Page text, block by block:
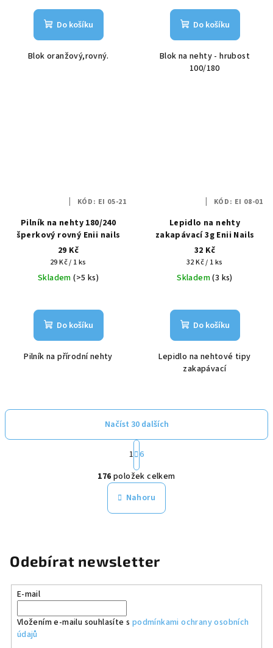
Do košíku
Blok oranžový,rovný.
Do košíku
Blok na nehty - hrubost
100/180
Pilník na nehty 180/240
šperkový rovný Enii nails
29 Kč
Měrná
cena:
29 Kč / 1 ks
Skladem(>5 ks)
Do košíku
Pilník na přírodní nehty
KÓD: EI 05-21
Lepidlo na nehty
zakapávací 3g Enii Nails
32 Kč
Měrná
cena:
32 Kč / 1 ks
Skladem(3 ks)
Do košíku
Lepidlo na nehtové tipy
zakapávací
KÓD: EI 08-01
O
v
l
á
í
k
Načíst 30 dalších
S
t
r
á
n
k
o
í
1 6
176 položek celkem
Nahoru
Odebírat newsletter
E-mail
Vložením e-mailu souhlasíte s podmínkami ochrany osobních
údajů